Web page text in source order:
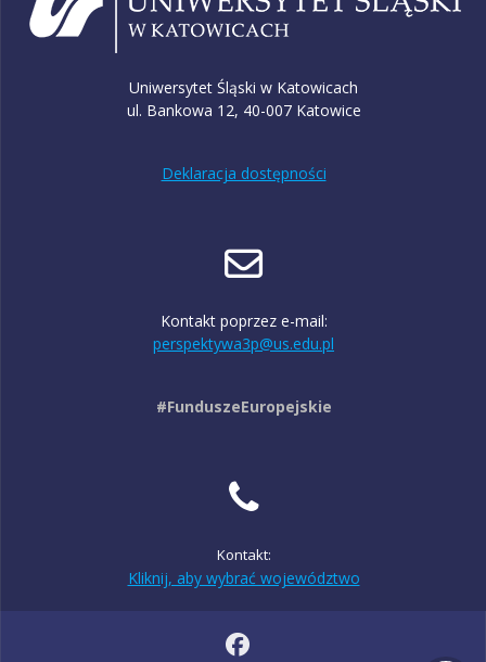
Uniwersytet Śląski w Katowicach
ul. Bankowa 12, 40-007 Katowice
Deklaracja dostępności
Kontakt poprzez e-mail:
perspektywa3p@us.edu.pl
#FunduszeEuropejskie
Kontakt:
Kliknij, aby wybrać województwo